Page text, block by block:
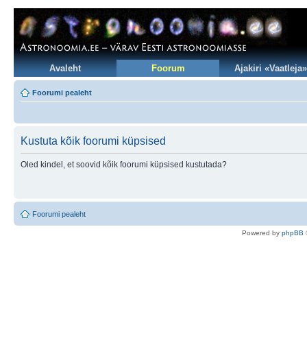
Avaleht Foorum Ajakiri «Vaatleja»
Foorumi pealeht
Kustuta kõik foorumi küpsised
Oled kindel, et soovid kõik foorumi küpsised kustutada?
Foorumi pealeht
Powered by phpBB